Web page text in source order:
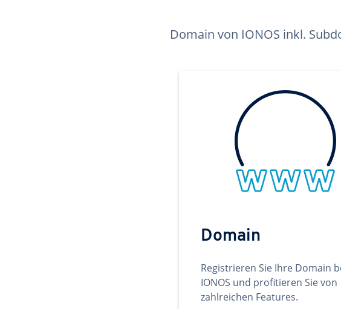
Domain von IONOS inkl.
Domain
Registrieren Sie Ihre Domain
IONOS und profitieren Sie von
zahlreichen Features.